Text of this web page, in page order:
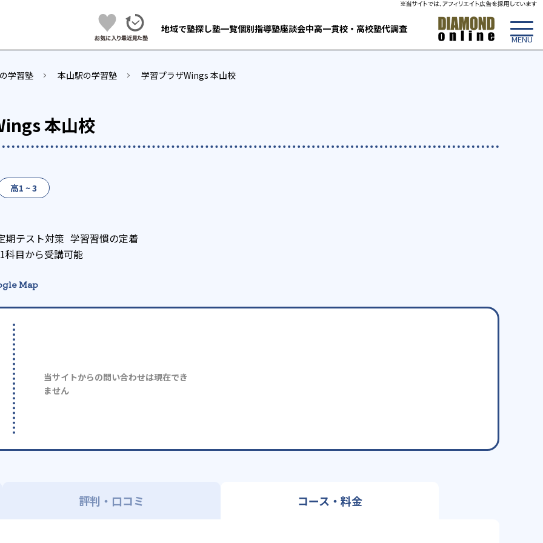
地域で塾探し塾一覧個別指導塾座談会中高一貫校・高校塾代調査
学習塾 本山駅の学習塾 学習プラザWings 本山校
本山校
高1 ~ 3
期テスト対策 学習習慣の定着
1科目から受講可能
Map
当サイトからの問い合わせは現在でき
ません
評判・口コミ コース・料金